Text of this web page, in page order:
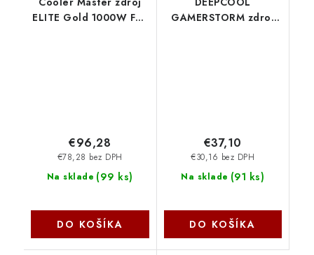
ELITE Gold 1000W FM,
Na sklade (99 ks)
€78,28 bez DPH
€96,28
DO KOŠÍKA
GAMERSTORM zdroj
Na sklade (91 ks)
€30,16 bez DPH
€37,10
DO KOŠÍKA